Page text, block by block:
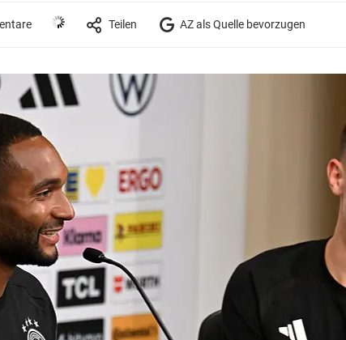
Teilen AZ als Quelle bevorzugen